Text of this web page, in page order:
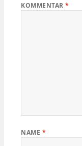
KOMMENTAR*
NAME *